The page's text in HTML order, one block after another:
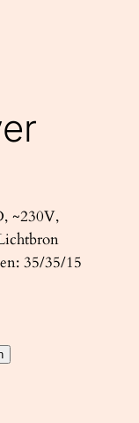
~230V,
35/35/15